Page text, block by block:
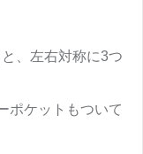
、左右対称に3つ
ポケットもついて